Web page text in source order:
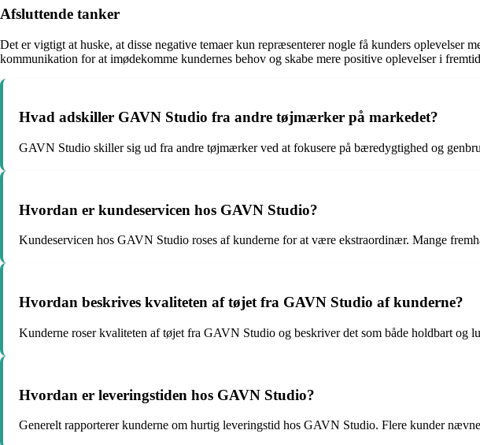
Afsluttende tanker
Det er vigtigt at huske, at disse negative temaer kun repræsenterer nogle få kunders
kommunikation for at imødekomme kundernes behov og skabe mere positive oplevelser i
Hvad adskiller GAVN Studio fra andre tøjmærker på markedet?
GAVN Studio skiller sig ud fra andre tøjmærker ved at fokusere på bæredygtighed og
Hvordan er kundeservicen hos GAVN Studio?
Kundeservicen hos GAVN Studio roses af kunderne for at være ekstraordinær. Mange
Hvordan beskrives kvaliteten af tøjet fra GAVN Studio af kunderne?
Kunderne roser kvaliteten af tøjet fra GAVN Studio og beskriver det som både holdbart og
Hvordan er leveringstiden hos GAVN Studio?
Generelt rapporterer kunderne om hurtig leveringstid hos GAVN Studio. Flere kunder